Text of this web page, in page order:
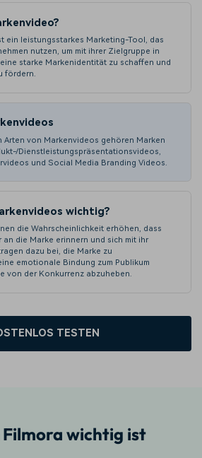
ein leistungsstarkes Marketing-Tool, das
nutzen, um mit ihrer Zielgruppe in
starke Markenidentität zu schaffen und
fördern.
Arten von Markenvideos gehören Marken
Dienstleistungspräsentationsvideos,
und Social Media Branding Videos.
wichtig?
die Wahrscheinlichkeit erhöhen, dass
an die Marke erinnern und sich mit ihr
dazu bei, die Marke zu
emotionale Bindung zum Publikum
von der Konkurrenz abzuheben.
TESTEN
wichtig ist